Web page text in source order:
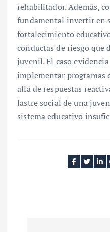
rehabilitador. Además,
fundamental invertir en
fortalecimiento
conductas de riesgo
juvenil. El caso
implementar programas
allá de respuestas
lastre social de una
sistema educativo